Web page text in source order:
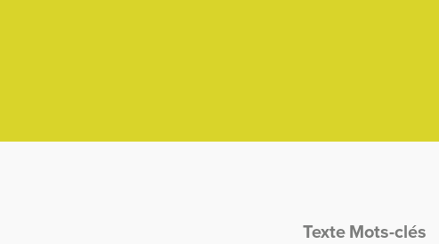
Texte Mots-clés